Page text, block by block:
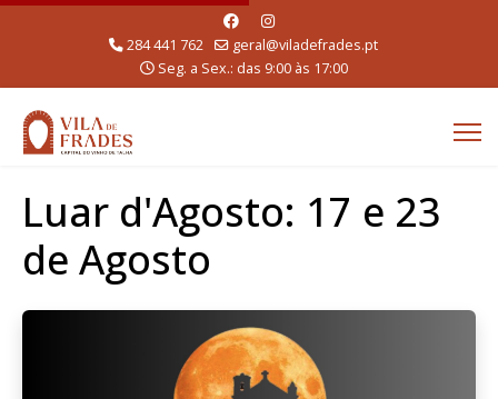
284 441 762
geral@viladefrades.pt
Seg. a Sex.: das 9:00 às 17:00
Luar d'Agosto: 17 e 23
de Agosto